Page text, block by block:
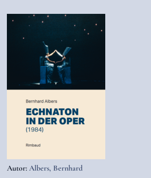
Autor: Albers, Bernhard